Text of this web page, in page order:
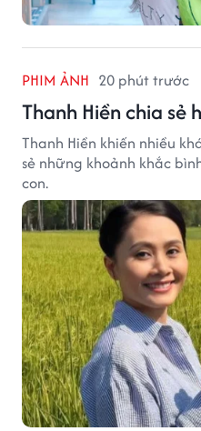
PHIM ẢNH 20 phút trước
Thanh Hiền chia sẻ
Thanh Hiền khiến nhiều
sẻ những khoảnh khắc
con.